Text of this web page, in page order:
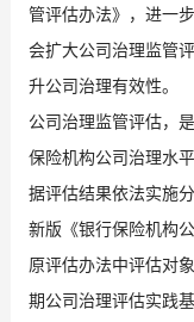
管评估办法》，进一
会扩大公司治理监管
升公司治理有效性。
公司治理监管评估，
保险机构公司治理水
据评估结果依法实施分
新版《银行保险机构
原评估办法中评估对
期公司治理评估实践